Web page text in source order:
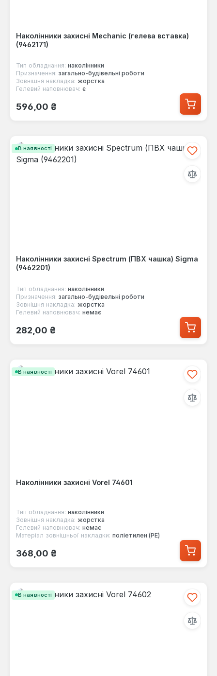
Наколінники захисні Mechanic (гелева вставка)
(9462171)
Тип обладнання: наколінники
Призначення: загально-будівельні роботи
Зовнішня накладка: жорстка
Гелевий наповнювач: є
Звичайна ціна:
596,00 ₴
В наявності
Наколінники захисні Spectrum (ПВХ чашка) Sigma
(9462201)
Тип обладнання: наколінники
Призначення: загально-будівельні роботи
Зовнішня накладка: жорстка
Гелевий наповнювач: немає
Звичайна ціна:
282,00 ₴
В наявності
Наколінники захисні Vorel 74601
Тип обладнання: наколінники
Зовнішня накладка: жорстка
Гелевий наповнювач: немає
Матеріал зовнішньої накладки: поліетилен (PE)
Звичайна ціна:
368,00 ₴
В наявності